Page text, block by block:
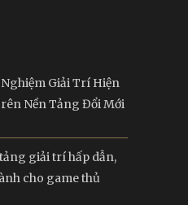
Giải Trí Hiện
Nền Tảng Đổi Mới
giải trí hấp dẫn,
cho game thủ